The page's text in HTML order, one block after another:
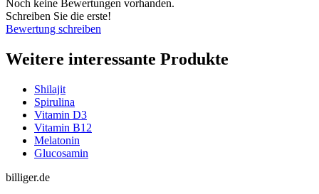
Noch keine Bewertungen vorhanden.
Schreiben Sie die erste!
Bewertung schreiben
Weitere interessante Produkte
Shilajit
Spirulina
Vitamin D3
Vitamin B12
Melatonin
Glucosamin
billiger.de